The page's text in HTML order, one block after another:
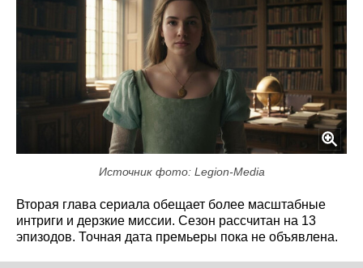
Источник фото: Legion-Media
Вторая глава сериала обещает более масштабные
интриги и дерзкие миссии. Сезон рассчитан на 13
эпизодов. Точная дата премьеры пока не объявлена.